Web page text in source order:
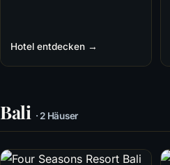
Hotel entdecken →
Bali · 2 Häuser